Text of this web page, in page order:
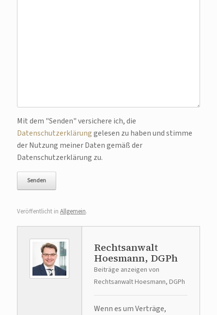
Bitte lasse dieses Feld leer.
Mit dem "Senden" versichere ich, die
Datenschutzerklärunggelesen zu haben und stimme
der Nutzung meiner Daten gemäß der
Datenschutzerklärung zu.
Veröffentlicht in Allgemein.
Rechtsanwalt
Hoesmann, DGPh
Beiträge anzeigen von
Rechtsanwalt Hoesmann, DGPh
Wenn es um Verträge,